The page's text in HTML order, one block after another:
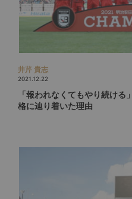
井芹 貴志
2021.12.22
「報われなくてもやり続け
格に辿り着いた理由